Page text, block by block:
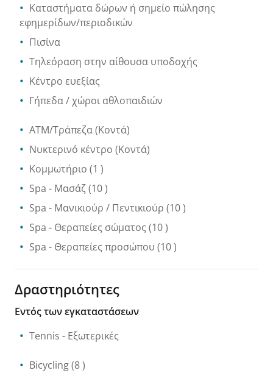
Καταστήματα δώρων ή σημείο πώλησης
εφημερίδων/περιοδικών
Πισίνα
Τηλεόραση στην αίθουσα υποδοχής
Κέντρο ευεξίας
Γήπεδα / χώροι αθλοπαιδιών
ATM/Τράπεζα(Κοντά)
Νυκτερινό κέντρο (Κοντά)
Κομμωτήριο (1 )
Spa - Μασάζ(10 )
Spa - Μανικιούρ / Πεντικιούρ (10 )
Spa - Θεραπείες σώματος (10 )
Spa - Θεραπείες προσώπου (10 )
Δραστηριότητες
Εντός των εγκαταστάσεων
Tennis - Εξωτερικές
Bicycling(8 )